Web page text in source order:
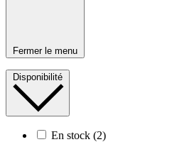
Fermer le menu
Disponibilité
En stock (2)